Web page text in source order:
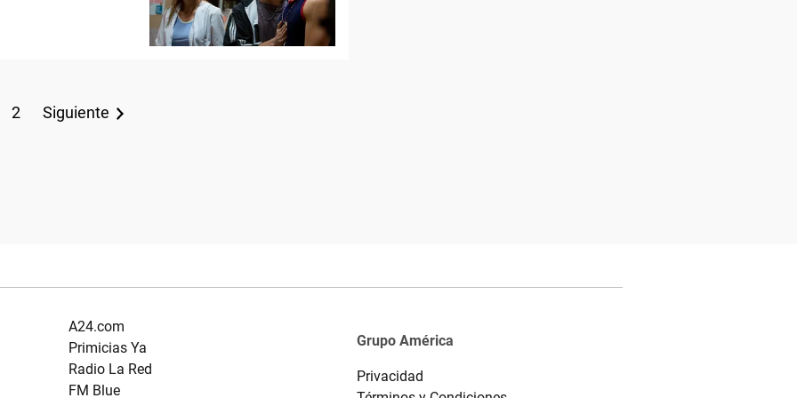
2 Siguiente
A24.com
Primicias Ya
Radio La Red
FM Blue
Grupo América
Privacidad